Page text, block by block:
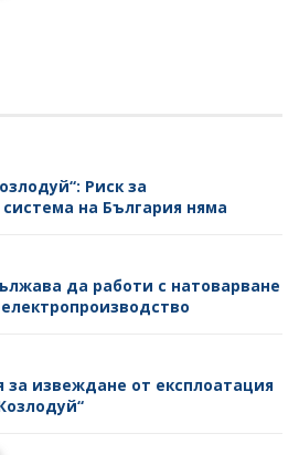
Риск за
на България няма
да работи с натоварване
извеждане от експлоатация